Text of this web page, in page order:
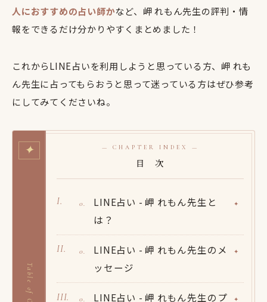
人におすすめの占い師かなど、岬 れもん先生の評判・情
報をできるだけ分かりやすくまとめました！
これからLINE占いを利用しようと思っている方、岬 れも
ん先生に占ってもらおうと思って迷っている方はぜひ参考
にしてみてくださいね。
✦ — CHAPTER INDEX —
目 次
LINE占い - 岬 れもん先生と
は？
LINE占い - 岬 れもん先生のメ
ッセージ
LINE占い - 岬 れもん先生のプ